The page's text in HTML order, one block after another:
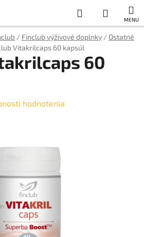
Hľadať
KOŠÍK
/ Finclub výživové doplnky / Ostatné
Vitakrilcaps 60 kapsúl
60
hodnotenia